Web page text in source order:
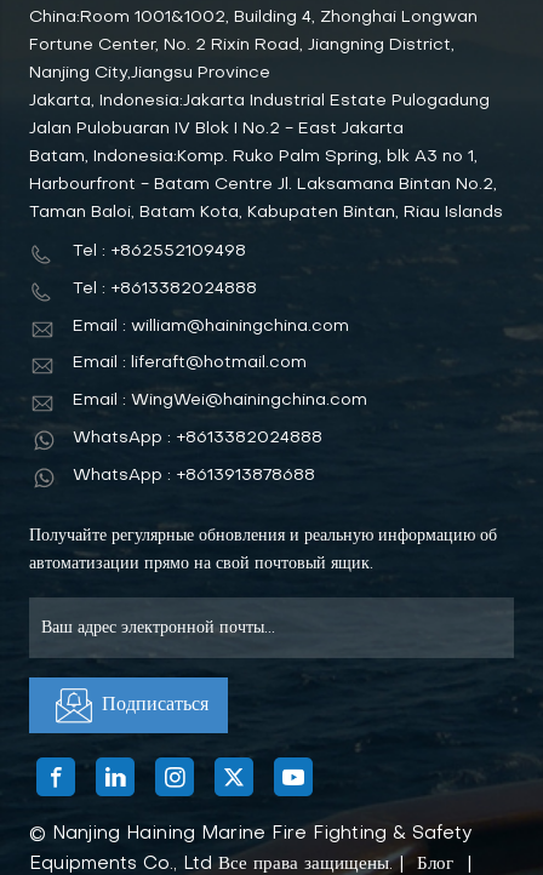
China:Room 1001&1002, Building 4, Zhonghai Longwan
Fortune Center, No. 2 Rixin Road, Jiangning District,
Nanjing City,Jiangsu Province
Jakarta, Indonesia:Jakarta Industrial Estate Pulogadung
Jalan Pulobuaran IV Blok I No.2 - East Jakarta
Batam, Indonesia:Komp. Ruko Palm Spring, blk A3 no 1,
Harbourfront - Batam Centre Jl. Laksamana Bintan No.2,
Taman Baloi, Batam Kota, Kabupaten Bintan, Riau Islands
Tel : +862552109498
Tel : +8613382024888
Email : william@hainingchina.com
Email : liferaft@hotmail.com
Email : WingWei@hainingchina.com
WhatsApp : +8613382024888
WhatsApp : +8613913878688
Получайте регулярные обновления и реальную информацию об
автоматизации прямо на свой почтовый ящик.
© Nanjing Haining Marine Fire Fighting & Safety
Equipments Co., Ltd Все права защищены. |
Блог